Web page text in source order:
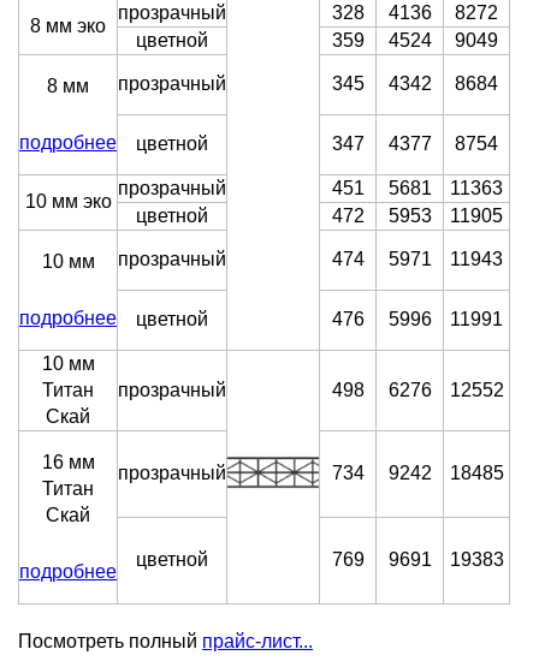
8 мм эко
прозрачный 328 4136
8272
цветной
359 4524 9049
8 мм
подробнее
прозрачный 345 4342 8684
цветной 347 4377 8754
10 мм эко
прозрачный 451 5681
11363
цветной
472 5953 11905
10 мм
подробнее
прозрачный 474 5971 11943
цветной 476 5996 11991
10 мм
Титан
Скай
прозрачный 498 6276 12552
16 мм
Титан
Скай
подробнее
прозрачный 734 9242 18485
цветной 769 9691 19383
Посмотреть полный прайс-лист...